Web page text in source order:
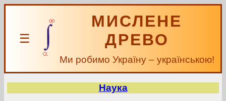
☰
МИСЛЕНЕ
ДРЕВО
Ми робимо Україну – українською!
Наука